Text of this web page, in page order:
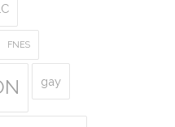
FNES
gay